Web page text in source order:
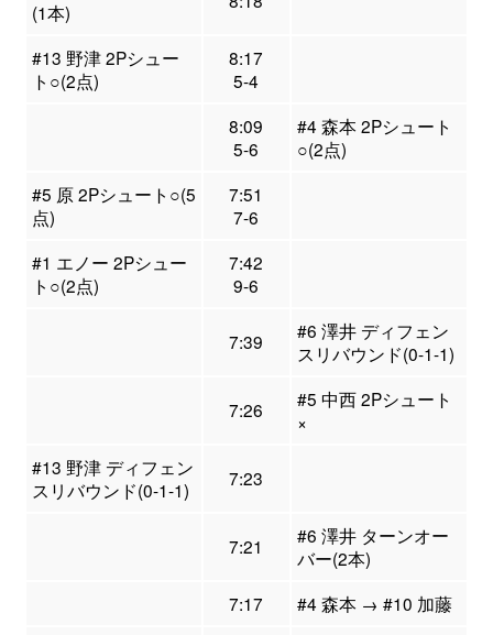
(1本)
#13 野津 2Pシュー
ト○(2点)
8:17
5-4
8:09
5-6
#4 森本 2Pシュート
○(2点)
#5 原 2Pシュート○(5
点)
7:51
7-6
#1 エノー 2Pシュー
ト○(2点)
7:42
9-6
7:39
#6 澤井 ディフェン
スリバウンド(0-1-1)
7:26
#5 中西 2Pシュート
×
#13 野津 ディフェン
スリバウンド(0-1-1)
7:23
7:21
#6 澤井 ターンオー
バー(2本)
7:17
#4 森本 → #10 加藤